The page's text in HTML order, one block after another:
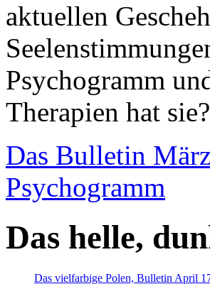
aktuellen
Psychogramm
Therapien hat sie?
Das Bulletin
Psychogramm
Das helle,
Das vielfarbige Polen, Bulletin April